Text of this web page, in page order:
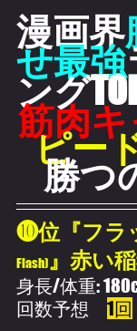
漫画界
せ最強
ング
筋肉
ピー
勝つ
❿位『フラ
Flash)』赤い
身長/体重:
回数予想 1回